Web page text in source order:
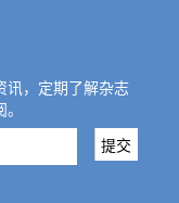
讯，定期了解杂志
提交